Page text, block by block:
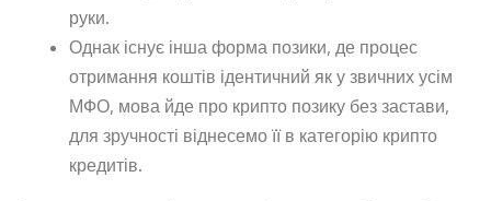
руки.
Однак існує інша форма позики, де процес
отримання коштів ідентичний як у звичних усім
МФО, мова йде про крипто позику без застави,
для зручності віднесемо її в категорію крипто
кредитів.